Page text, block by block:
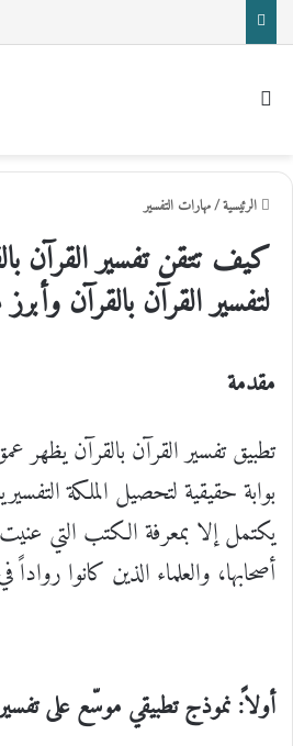
الرئيسية/مهارات التفسير
كيف تتقن تفسير القرآن
لتفسير القرآن بالقرآن
مقدمة
تطبيق تفسير القرآن بالقرآن يظهر
بوابة حقيقية لتحصيل الملكة
يكتمل إلا بمعرفة الكتب التي
أصحابها، والعلماء الذين كانوا رواداً
أولاً: نموذج تطبيقي موسّع على